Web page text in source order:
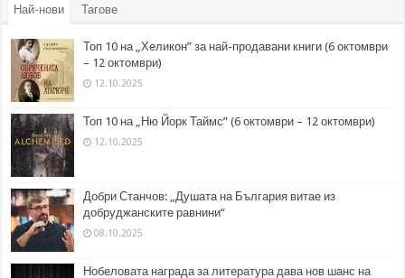
Най-нови Тагове
Топ 10 на „Хеликон” за най-продавани книги (6 октомври
– 12 октомври)
12.10.2025
Топ 10 на „Ню Йорк Таймс” (6 октомври – 12 октомври)
12.10.2025
Добри Станчов: „Душата на България витае из
добруджанските равнини“
08.10.2025
Нобеловата награда за литература дава нов шанс на